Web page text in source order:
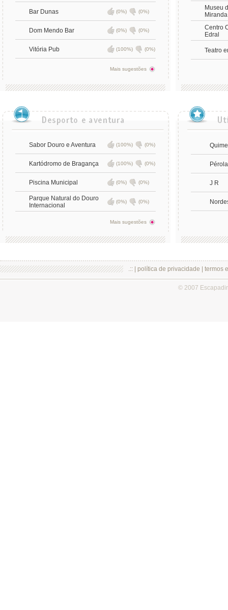
Bar Dunas (0%) (0%)
Dom Mendo Bar (0%) (0%)
Vitória Pub (100%) (0%)
Mais sugestões
Museu
Miranda
Centro
Edral
Teatro
Sabor Douro e Aventura (100%) (0%)
Kartódromo de Bragança (100%) (0%)
Piscina Municipal (0%) (0%)
Parque Natural do Douro
Internacional
(0%) (0%)
Mais sugestões
J R
.:: | política de privacidade termos
© 2007